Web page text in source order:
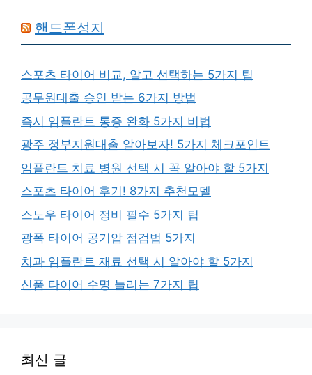
핸드폰성지
스포츠 타이어 비교, 알고 선택하는 5가지 팁
공무원대출 승인 받는 6가지 방법
즉시 임플란트 통증 완화 5가지 비법
광주 정부지원대출 알아보자! 5가지 체크포인트
임플란트 치료 병원 선택 시 꼭 알아야 할 5가지
스포츠 타이어 후기! 8가지 추천모델
스노우 타이어 정비 필수 5가지 팁
광폭 타이어 공기압 점검법 5가지
치과 임플란트 재료 선택 시 알아야 할 5가지
신품 타이어 수명 늘리는 7가지 팁
최신 글